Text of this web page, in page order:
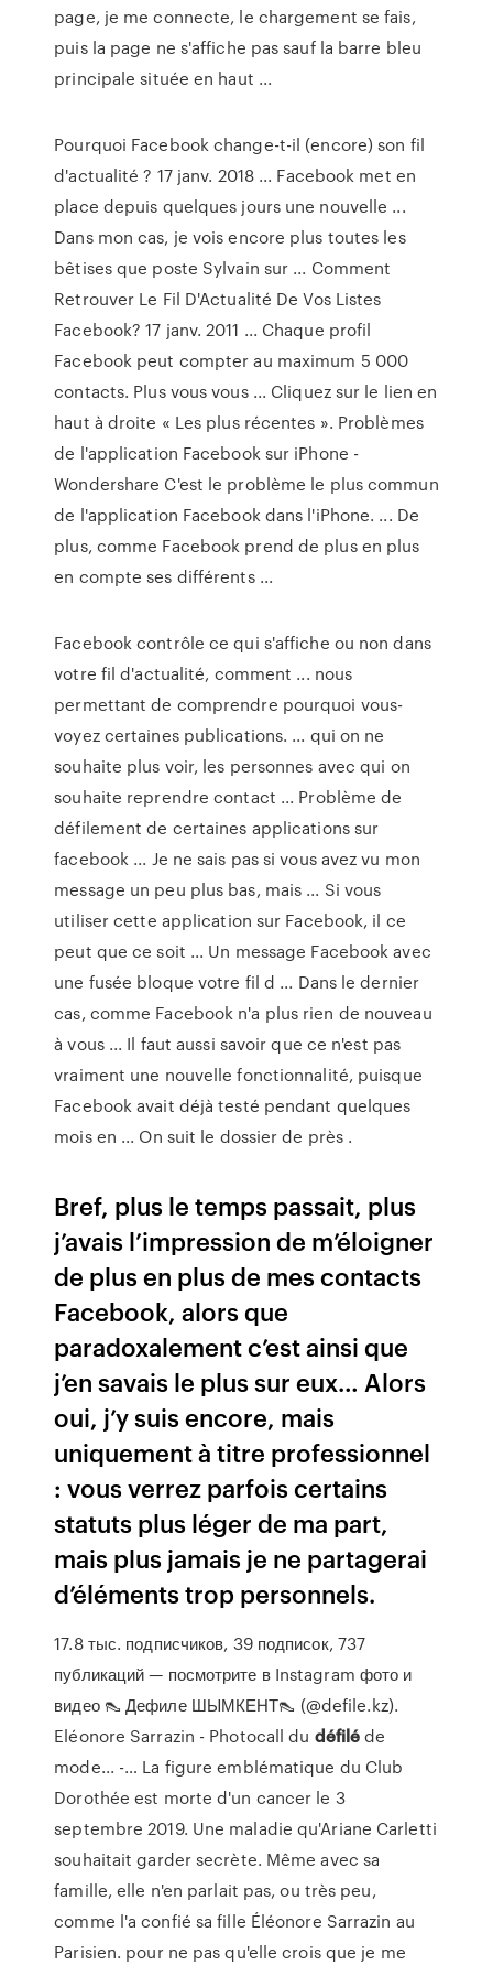
page, je me connecte, le chargement se fais,
puis la page ne s'affiche pas sauf la barre bleu
principale située en haut ...
Pourquoi Facebook change-t-il (encore) son fil
d'actualité ? 17 janv. 2018 ... Facebook met en
place depuis quelques jours une nouvelle ...
Dans mon cas, je vois encore plus toutes les
bêtises que poste Sylvain sur ... Comment
Retrouver Le Fil D'Actualité De Vos Listes
Facebook? 17 janv. 2011 ... Chaque profil
Facebook peut compter au maximum 5 000
contacts. Plus vous vous ... Cliquez sur le lien en
haut à droite « Les plus récentes ». Problèmes
de l'application Facebook sur iPhone -
Wondershare C'est le problème le plus commun
de l'application Facebook dans l'iPhone. ... De
plus, comme Facebook prend de plus en plus
en compte ses différents ...
Facebook contrôle ce qui s'affiche ou non dans
votre fil d'actualité, comment ... nous
permettant de comprendre pourquoi vous-
voyez certaines publications. ... qui on ne
souhaite plus voir, les personnes avec qui on
souhaite reprendre contact ... Problème de
défilement de certaines applications sur
facebook ... Je ne sais pas si vous avez vu mon
message un peu plus bas, mais ... Si vous
utiliser cette application sur Facebook, il ce
peut que ce soit ... Un message Facebook avec
une fusée bloque votre fil d ... Dans le dernier
cas, comme Facebook n'a plus rien de nouveau
à vous ... Il faut aussi savoir que ce n'est pas
vraiment une nouvelle fonctionnalité, puisque
Facebook avait déjà testé pendant quelques
mois en ... On suit le dossier de près .
Bref, plus le temps passait, plus
j’avais l’impression de m’éloigner
de plus en plus de mes contacts
Facebook, alors que
paradoxalement c’est ainsi que
j’en savais le plus sur eux… Alors
oui, j’y suis encore, mais
uniquement à titre professionnel
: vous verrez parfois certains
statuts plus léger de ma part,
mais plus jamais je ne partagerai
d’éléments trop personnels.
17.8 тыс. подписчиков, 39 подписок, 737
публикаций — посмотрите в Instagram фото и
видео 👠 Дефиле ШЫМКЕНТ👠 (@defile.kz).
Eléonore Sarrazin - Photocall du défiléde
mode... -… La figure emblématique du Club
Dorothée est morte d'un cancer le 3
septembre 2019. Une maladie qu'Ariane Carletti
souhaitait garder secrète. Même avec sa
famille, elle n'en parlait pas, ou très peu,
comme l'a confié sa fille Éléonore Sarrazin au
Parisien. pour ne pas qu'elle crois que je me